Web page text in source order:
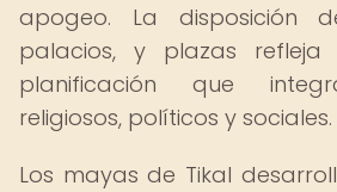
apogeo. La disposición
palacios, y plazas refleja
planificación que
religiosos, políticos y sociales.
Los mayas de Tikal